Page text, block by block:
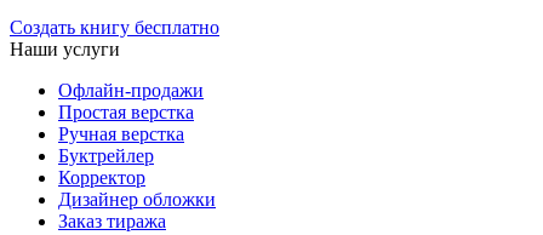
Создать книгу бесплатно
Наши услуги
Офлайн-продажи
Простая верстка
Ручная верстка
Буктрейлер
Корректор
Дизайнер обложки
Заказ тиража